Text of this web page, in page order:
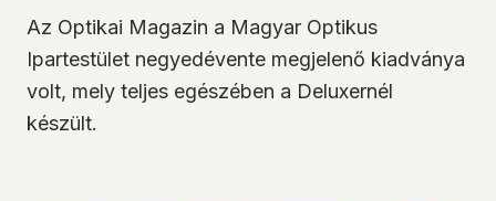
Az Optikai Magazin a Magyar Optikus
Ipartestület negyedévente megjelenő kiadványa
volt, mely teljes egészében a Deluxernél
készült.